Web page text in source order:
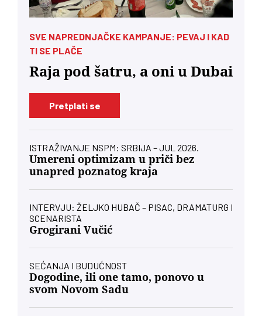
SVE NAPREDNJAČKE KAMPANJE: PEVAJ I KAD
TI SE PLAČE
Raja pod šatru, a oni u Dubai
Pretplati se
ISTRAŽIVANJE NSPM: SRBIJA – JUL 2026.
Umereni optimizam u priči bez
unapred poznatog kraja
INTERVJU: ŽELJKO HUBAČ – PISAC, DRAMATURG I
SCENARISTA
Grogirani Vučić
SEĆANJA I BUDUĆNOST
Dogodine, ili one tamo, ponovo u
svom Novom Sadu